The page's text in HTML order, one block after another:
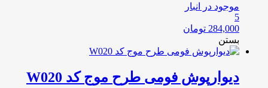
موجود در انبار
5
284,000 تومان
بستن
دیوارپوش فومی طرح موج کد W020